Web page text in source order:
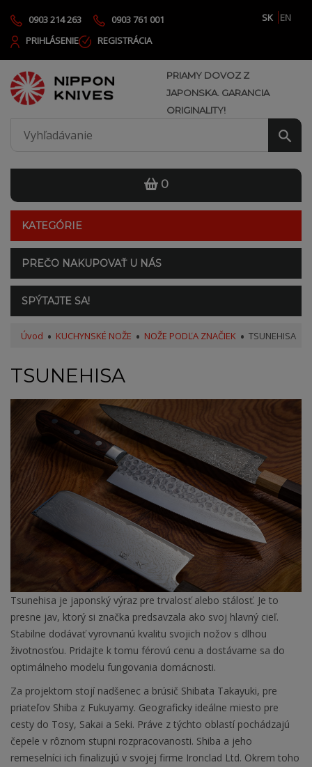
0903 214 263 0903 761 001 SK
EN
PRIHLÁSENIE
REGISTRÁCIA
PRIAMY DOVOZ Z
JAPONSKA. GARANCIA
ORIGINALITY!
0
KATEGÓRIE
PREČO NAKUPOVAŤ U NÁS
SPÝTAJTE SA!
Úvod KUCHYNSKÉ NOŽE NOŽE PODĽA ZNAČIEK TSUNEHISA
TSUNEHISA
Tsunehisa je japonský výraz pre trvalosť alebo stálosť. Je to
presne jav, ktorý si značka predsavzala ako svoj hlavný cieľ.
Stabilne dodávať vyrovnanú kvalitu svojich nožov s dlhou
životnosťou. Pridajte k tomu férovú cenu a dostávame sa do
optimálneho modelu fungovania domácnosti.
Za projektom stojí nadšenec a brúsič Shibata Takayuki, pre
priateľov Shiba z Fukuyamy. Geograficky ideálne miesto pre
cesty do Tosy, Sakai a Seki. Práve z týchto oblastí pochádzajú
čepele v rôznom stupni rozpracovanosti. Shiba a jeho
remeselníci ich finalizujú v svojej firme Ironclad Ltd. Okrem toho